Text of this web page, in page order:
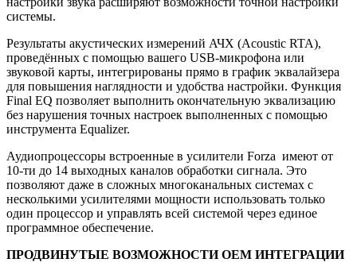
системы.
Результаты акустических измерений АЧХ (Acoustic RTA),
проведённых с помощью вашего USB-микрофона или
звуковой карты, интегрированы прямо в график эквалайзера
для повышения наглядности и удобства настройки. Функция
Final EQ позволяет выполнить окончательную эквализацию
без нарушения точных настроек выполненных с помощью
инструмента Equalizer.
Аудиопроцессоры встроенные в усилители Forza имеют от
10-ти до 14 выходных каналов обработки сигнала. Это
позволяют даже в сложных многоканальных системах с
несколькими усилителями мощности использовать только
один процессор и управлять всей системой через единое
программное обеспечение.
ПРОДВИНУТЫЕ ВОЗМОЖНОСТИ ОЕМ ИНТЕГРАЦИИ